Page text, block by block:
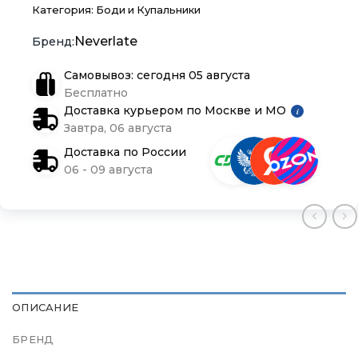
Категория: Боди и Купальники
Neverlate
Самовывоз: сегодня 05 августа
Бесплатно
Доставка курьером по Москве и МО
i
Завтра, 06 августа
Доставка по России
06 - 09 августа
ОПИСАНИЕ
БРЕНД
Доставка и оплата
Блог
Доставка и оплата
Блог
Доставка и оплата
Блог